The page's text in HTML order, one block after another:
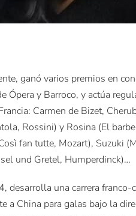
ganó varios premios en
Ópera y Barroco, y actúa
Carmen de Bizet,
Rossini) y Rosina (El
fan tutte, Mozart), Suzuki
und Gretel, Humperdinck)…
desarrolla una carrera franco-
a China para galas bajo la